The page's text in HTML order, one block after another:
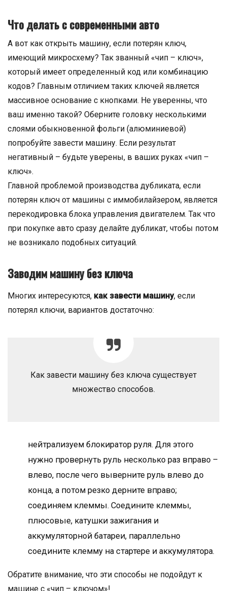
Что делать с современными авто
А вот как открыть машину, если потерян ключ,
имеющий микросхему? Так званный «чип – ключ»,
который имеет определенный код или комбинацию
кодов? Главным отличием таких ключей является
массивное основание с кнопками. Не уверенны, что
ваш именно такой? Оберните головку несколькими
слоями обыкновенной фольги (алюминиевой)
попробуйте завести машину. Если результат
негативный – будьте уверены, в ваших руках «чип –
ключ».
Главной проблемой производства дубликата, если
потерян ключ от машины с иммобилайзером, является
перекодировка блока управления двигателем. Так что
при покупке авто сразу делайте дубликат, чтобы потом
не возникало подобных ситуаций.
Заводим машину без ключа
Многих интересуются, как завести машину, если
потерял ключи, вариантов достаточно:
Как завести машину без ключа существует
множество способов.
нейтрализуем блокиратор руля. Для этого
нужно провернуть руль несколько раз вправо –
влево, после чего выверните руль влево до
конца, а потом резко дерните вправо;
соединяем клеммы. Соедините клеммы,
плюсовые, катушки зажигания и
аккумуляторной батареи, параллельно
соедините клемму на стартере и аккумулятора.
Обратите внимание, что эти способы не подойдут к
машине с «чип – ключом»!